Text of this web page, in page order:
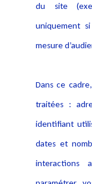
Notice Légale
Politique de
données
du site
uniquement
mesure
Dans ce
traitées :
identifiant
dates et
interactions